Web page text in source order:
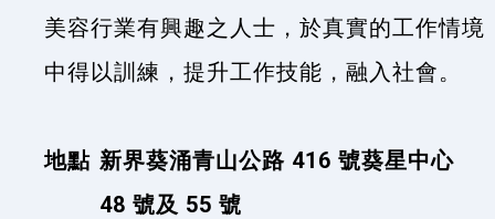
美容行業有興趣之人士，於真實的工作情境
中得以訓練，提升工作技能，融入社會。
地點 新界葵涌青山公路 416 號葵星中心
48 號及 55 號